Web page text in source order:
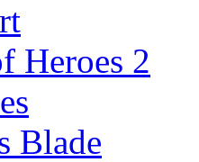
Heroes 2
Blade